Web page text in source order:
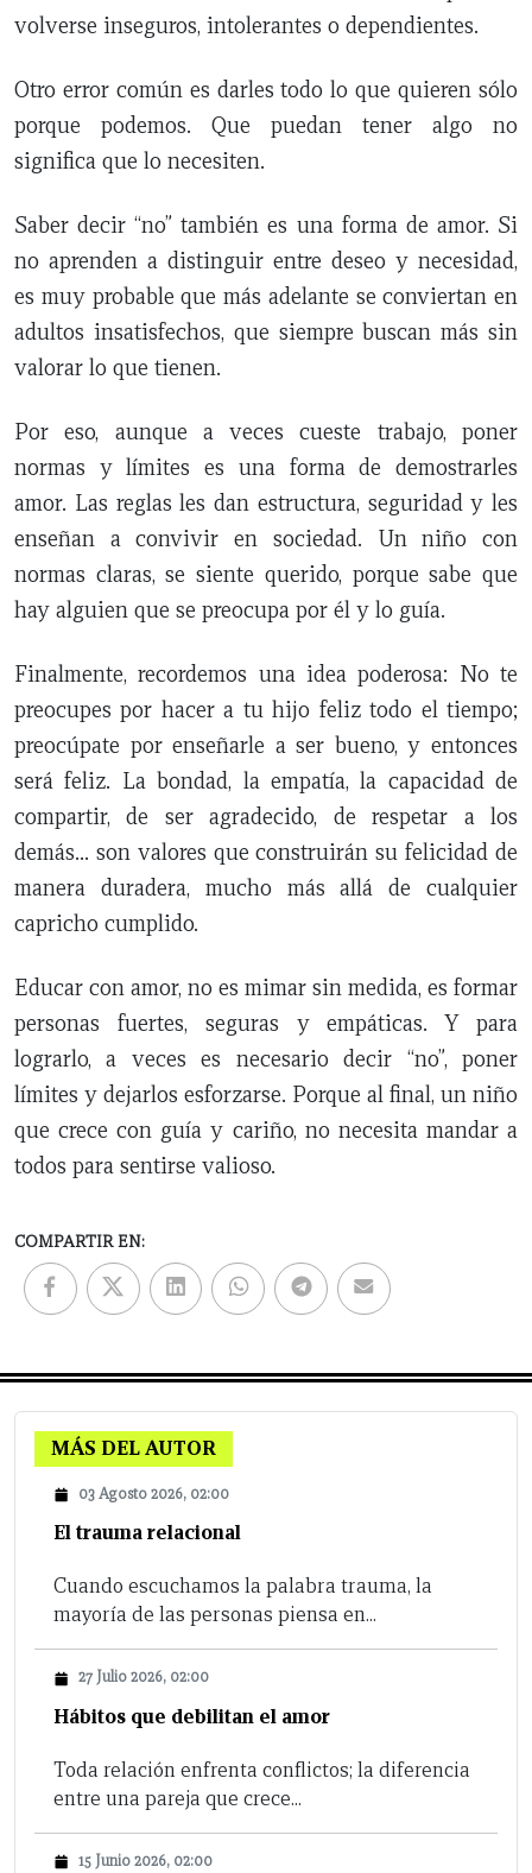
volverse inseguros, intolerantes o dependientes.
Otro error común es darles todo lo que quieren sólo
porque podemos. Que puedan tener algo no
significa que lo necesiten.
Saber decir “no” también es una forma de amor. Si
no aprenden a distinguir entre deseo y necesidad,
es muy probable que más adelante se conviertan en
adultos insatisfechos, que siempre buscan más sin
valorar lo que tienen.
Por eso, aunque a veces cueste trabajo, poner
normas y límites es una forma de demostrarles
amor. Las reglas les dan estructura, seguridad y les
enseñan a convivir en sociedad. Un niño con
normas claras, se siente querido, porque sabe que
hay alguien que se preocupa por él y lo guía.
Finalmente, recordemos una idea poderosa: No te
preocupes por hacer a tu hijo feliz todo el tiempo;
preocúpate por enseñarle a ser bueno, y entonces
será feliz. La bondad, la empatía, la capacidad de
compartir, de ser agradecido, de respetar a los
demás... son valores que construirán su felicidad de
manera duradera, mucho más allá de cualquier
capricho cumplido.
Educar con amor, no es mimar sin medida, es formar
personas fuertes, seguras y empáticas. Y para
lograrlo, a veces es necesario decir “no”, poner
límites y dejarlos esforzarse. Porque al final, un niño
que crece con guía y cariño, no necesita mandar a
todos para sentirse valioso.
COMPARTIR EN:
MÁS DEL AUTOR
03 Agosto 2026, 02:00
El trauma relacional
Cuando escuchamos la palabra trauma, la
mayoría de las personas piensa en...
27 Julio 2026, 02:00
Hábitos que debilitan el amor
Toda relación enfrenta conflictos; la diferencia
entre una pareja que crece...
15 Junio 2026, 02:00